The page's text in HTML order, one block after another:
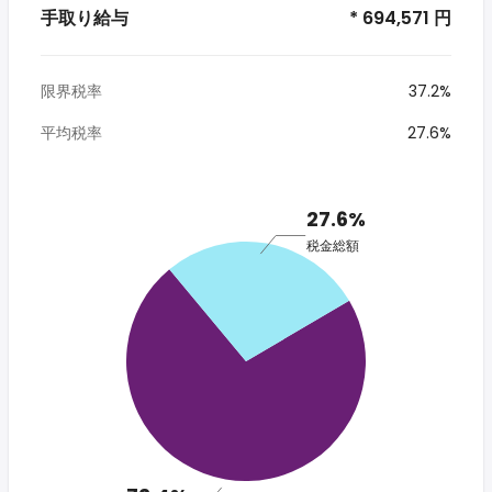
手取り給与 * 694,571 円
限界税率
37.2%
平均税率
27.6%
27.6%
税金総額